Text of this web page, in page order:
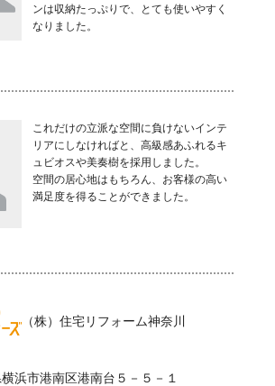
ンは収納たっぷりで、とても使いやすく
なりました。
これだけの立派な空間に負けないインテ
リアにしなければと、高級感あふれるキ
ュビオスや美奏樹を採用しました。
空間の居心地はもちろん、お客様の高い
満足度を得ることができました。
（株）住宅リフォーム神奈川
浜市港南区港南台５－５－１